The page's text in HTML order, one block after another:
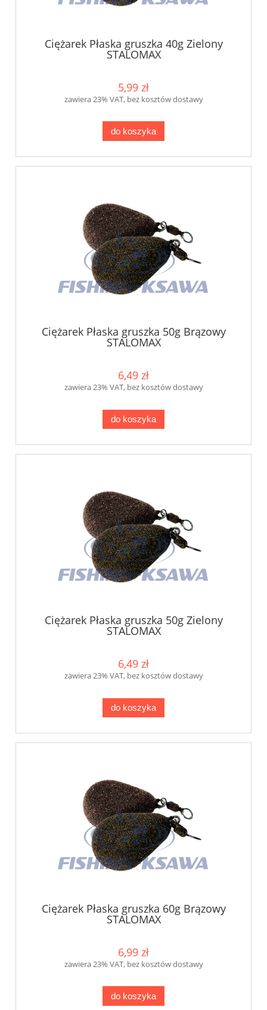
Ciężarek Płaska gruszka 40g Zielony
STALOMAX
5,99 zł
zawiera 23% VAT, bez kosztów dostawy
do koszyka
Ciężarek Płaska gruszka 50g Brązowy
STALOMAX
6,49 zł
zawiera 23% VAT, bez kosztów dostawy
do koszyka
Ciężarek Płaska gruszka 50g Zielony
STALOMAX
6,49 zł
zawiera 23% VAT, bez kosztów dostawy
do koszyka
Ciężarek Płaska gruszka 60g Brązowy
STALOMAX
6,99 zł
zawiera 23% VAT, bez kosztów dostawy
do koszyka